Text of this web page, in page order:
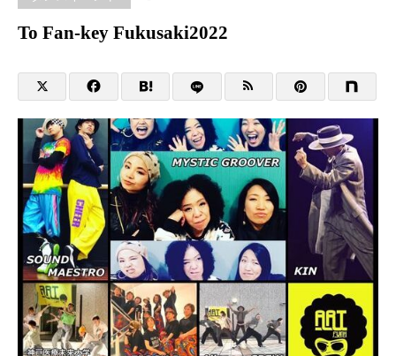
To Fan-key Fukusaki2022